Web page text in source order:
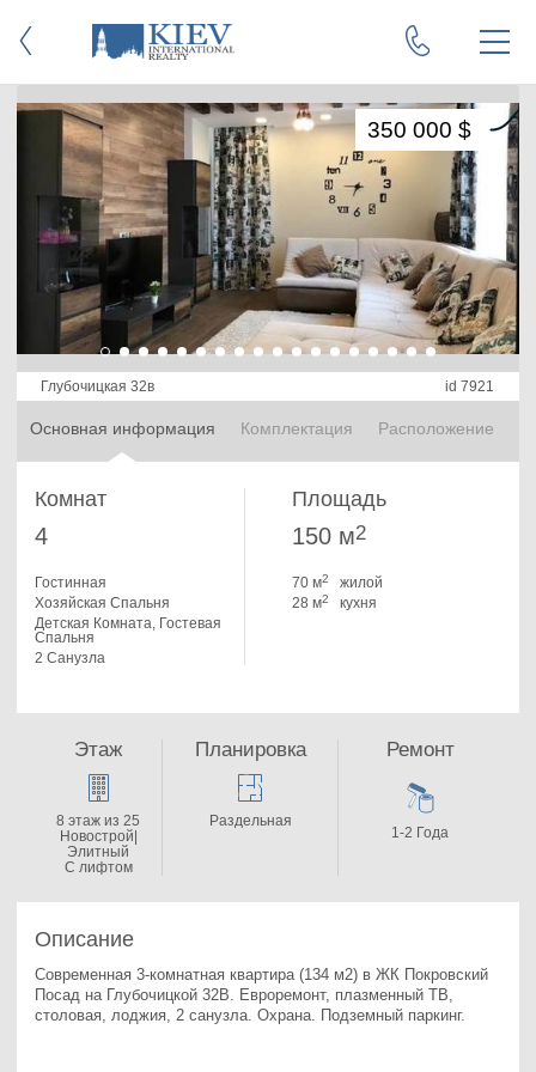
Глубочицкая 32в id 7921
Основная информация Комплектация Расположение
350 000 $
Комнат
4
Гостинная
Хозяйская Спальня
Детская Комната, Гостевая
Спальня
2 Санузла
Площадь
150 м2
70 м2
жилой
28 м2 кухня
Описание
Современная 3-комнатная квартира (134 м2) в ЖК Покровский
Посад на Глубочицкой 32В. Евроремонт, плазменный ТВ,
столовая, лоджия, 2 санузла. Охрана. Подземный паркинг.
Этаж
8 этаж из 25
Новострой|
Элитный
С лифтом
Планировка
Раздельная
Ремонт
1-2 Года